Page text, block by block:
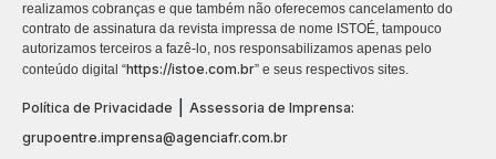
realizamos cobranças e que também não oferecemos cancelamento do
contrato de assinatura da revista impressa de nome ISTOÉ, tampouco
autorizamos terceiros a fazê-lo, nos responsabilizamos apenas pelo
conteúdo digital “https://istoe.com.br” e seus respectivos sites.
Política de Privacidade
Assessoria de Imprensa:
grupoentre.imprensa@agenciafr.com.br